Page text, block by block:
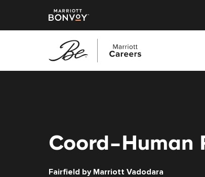
Coord-Human
Fairfield by Marriott Vadodara